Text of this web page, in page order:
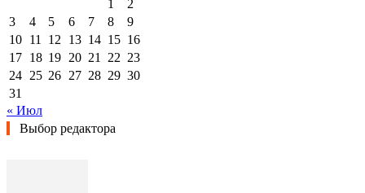
1
2
3
4 5 6 7 8
9
10 11 12 13 14 15 16
17 18 19 20 21 22 23
24 25 26 27 28 29 30
31
« Июл
Выбор редактора